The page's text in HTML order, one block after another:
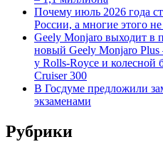
Почему июль 2026 года
России, а многие этого
Geely Monjaro выходит в
новый Geely Monjaro
у Rolls-Royce и колесной
Cruiser 300
В Госдуме предложили
экзаменами
Рубрики